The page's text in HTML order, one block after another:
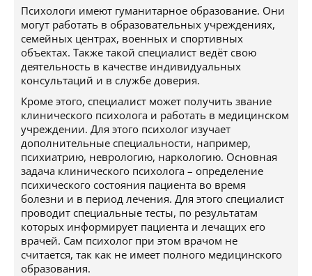
Психологи имеют гуманитарное образование. Они
могут работать в образовательных учреждениях,
семейных центрах, военных и спортивных
объектах. Также такой специалист ведёт свою
деятельность в качестве индивидуальных
консультаций и в службе доверия.
Кроме этого, специалист может получить звание
клинического психолога и работать в медицинском
учреждении. Для этого психолог изучает
дополнительные специальности, например,
психиатрию, неврологию, наркологию. Основная
задача клинического психолога – определение
психического состояния пациента во время
болезни и в период лечения. Для этого специалист
проводит специальные тесты, по результатам
которых информирует пациента и лечащих его
врачей. Сам психолог при этом врачом не
считается, так как не имеет полного медицинского
образования.